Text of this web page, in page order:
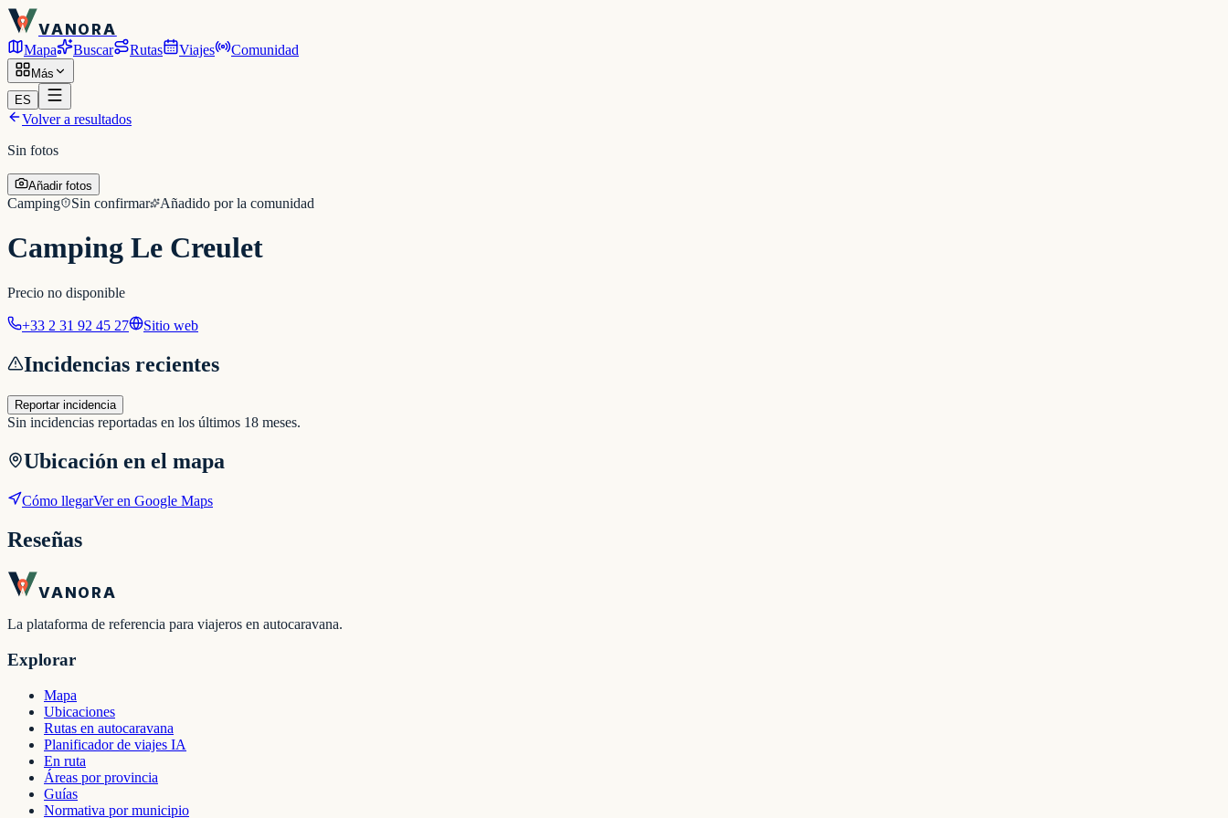
VANORA
Mapa Buscar Rutas Viajes Comunidad
Más
ES
Volver a resultados
Sin fotos
Añadir fotos
Camping Sin confirmar Añadido por la comunidad
Camping Le Creulet
Precio no disponible
+33 2 31 92 45 27 Sitio web
Incidencias recientes
Reportar incidencia
Sin incidencias reportadas en los últimos 18 meses.
Ubicación en el mapa
Cómo llegarVer en Google Maps
Reseñas
VANORA
La plataforma de referencia para viajeros en autocaravana.
Explorar
Mapa
Ubicaciones
Rutas en autocaravana
Planificador de viajes IA
En ruta
Áreas por provincia
Guías
Normativa por municipio